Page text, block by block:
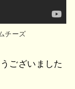
チーズ
ございました